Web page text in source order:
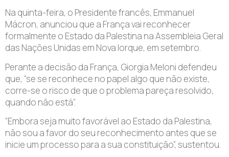
Na quinta-feira, o Presidente francês, Emmanuel
Mácron, anunciou que a França vai reconhecer
formalmente o Estado da Palestina na Assembleia Geral
das Nações Unidas em Nova Iorque, em setembro.
Perante a decisão da França, Giorgia Meloni defendeu
que, “se se reconhece no papel algo que não existe,
corre-se o risco de que o problema pareça resolvido,
quando não está”.
“Embora seja muito favorável ao Estado da Palestina,
não sou a favor do seu reconhecimento antes que se
inicie um processo para a sua constituição”, sustentou.